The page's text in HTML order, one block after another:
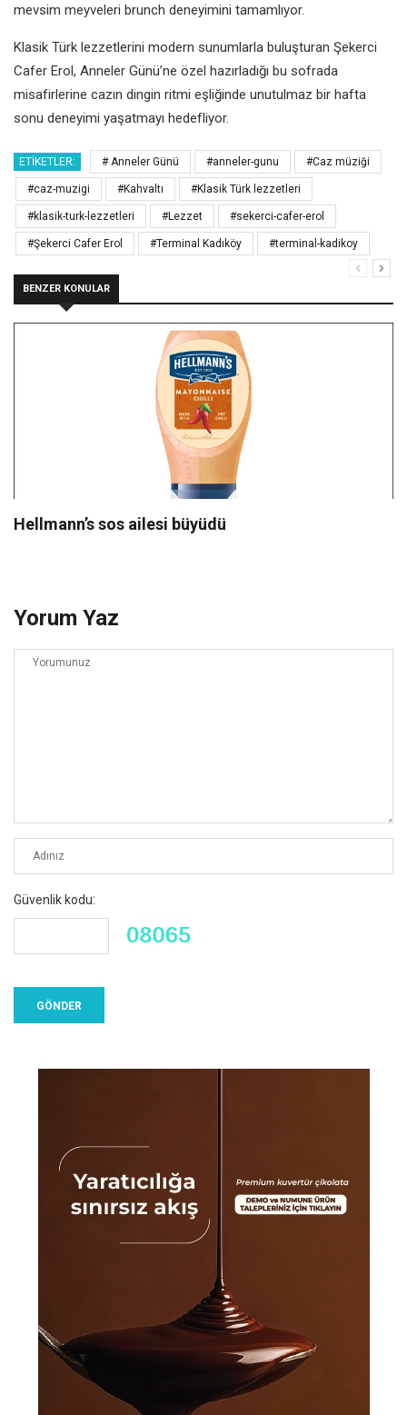
mevsim meyveleri brunch deneyimini tamamlıyor.
Klasik Türk lezzetlerini modern sunumlarla buluşturan Şekerci
Cafer Erol, Anneler Günü’ne özel hazırladığı bu sofrada
misafirlerine cazın dingin ritmi eşliğinde unutulmaz bir hafta
sonu deneyimi yaşatmayı hedefliyor.
ETIKETLER: # Anneler Günü #anneler-gunu #Caz müziği
#caz-muzigi #Kahvaltı #Klasik Türk lezzetleri
#klasik-turk-lezzetleri #Lezzet #sekerci-cafer-erol
#Şekerci Cafer Erol #Terminal Kadıköy #terminal-kadikoy
BENZER KONULAR
Hellmann’s sos ailesi büyüdü
Yorum Yaz
Güvenlik kodu: